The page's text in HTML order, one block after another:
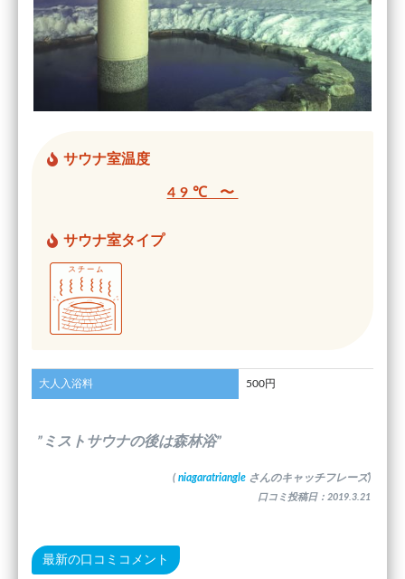
サウナ室温度
49℃ 〜
サウナ室タイプ
大人入浴料 500円
”ミストサウナの後は森林浴”
( niagaratriangle さんのキャッチフレーズ)
口コミ投稿日：2019.3.21
最新の口コミコメント